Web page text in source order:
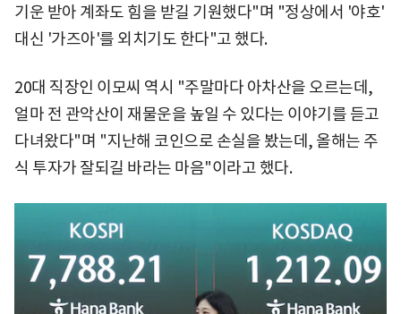
기운 받아 계좌도 힘을 받길 기원했다"며 "정상에서 '야호'
대신 '가즈아'를 외치기도 한다"고 했다.
20대 직장인 이모씨 역시 "주말마다 아차산을 오르는데,
얼마 전 관악산이 재물운을 높일 수 있다는 이야기를 듣고
다녀왔다"며 "지난해 코인으로 손실을 봤는데, 올해는 주
식 투자가 잘되길 바라는 마음"이라고 했다.